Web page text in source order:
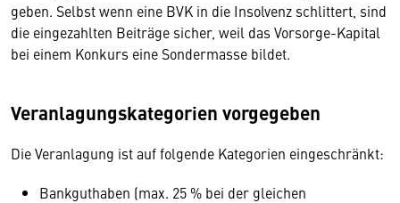
geben. Selbst wenn eine BVK in die Insolvenz schlittert, sind
die eingezahlten Beiträge sicher, weil das Vorsorge-Kapital
bei einem Konkurs eine Sondermasse bildet.
Veranlagungskategorien vorgegeben
Die Veranlagung ist auf folgende Kategorien eingeschränkt:
Bankguthaben (max. 25 % bei der gleichen